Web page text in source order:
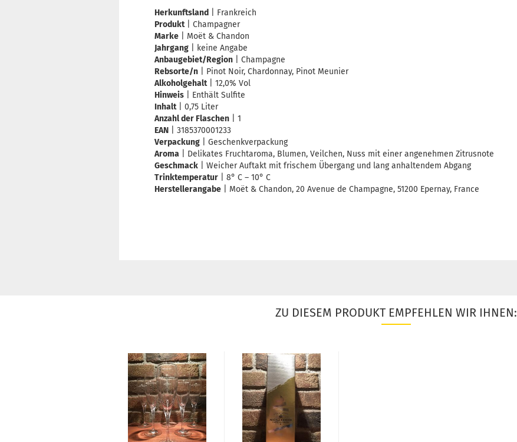
Herkunftsland
| Frankreich
Produkt| Champagner
Marke | Moët & Chandon
Jahrgang | keine Angabe
Anbaugebiet/Region | Champagne
Rebsorte/n | Pinot Noir, Chardonnay, Pinot Meunier
Alkoholgehalt| 12,0% Vol
Hinweis | Enthält Sulfite
Inhalt| 0,75 Liter
Anzahl der Flaschen | 1
EAN | 3185370001233
Verpackung | Geschenkverpackung
Aroma | Delikates Fruchtaroma, Blumen, Veilchen, Nuss mit einer angenehmen Zitrusnote
Geschmack | Weicher Auftakt mit frischem Übergang und lang anhaltendem Abgang
Trinktemperatur | 8° C – 10° C
Herstellerangabe | Moët & Chandon, 20 Avenue de Champagne, 51200 Epernay, France
ZU DIESEM PRODUKT EMPFEHLEN WIR IHNEN: